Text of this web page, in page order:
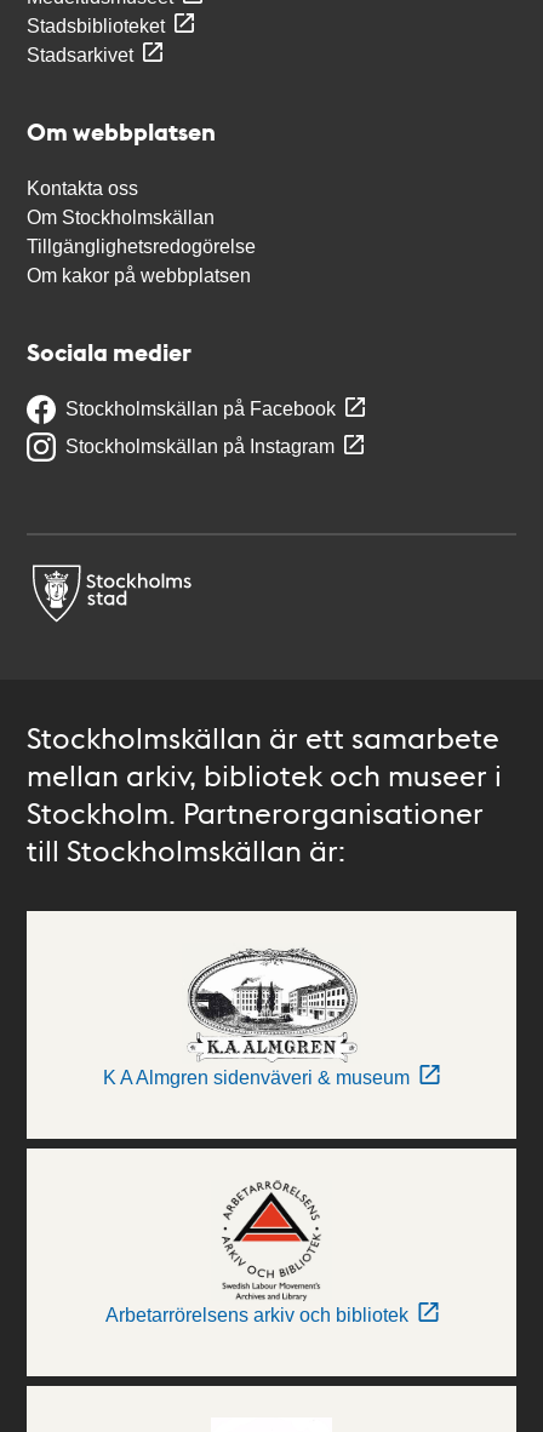
Stadsbiblioteket
Stadsarkivet
Om webbplatsen
Kontakta oss
Om Stockholmskällan
Tillgänglighetsredogörelse
Om kakor på webbplatsen
Sociala medier
Stockholmskällan på Facebook
Stockholmskällan på Instagram
Stockholmskällan är ett samarbete
mellan arkiv, bibliotek och museer i
Stockholm. Partnerorganisationer
till Stockholmskällan är:
K A Almgren sidenväveri & museum
Arbetarrörelsens arkiv och bibliotek